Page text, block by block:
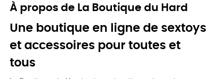
À propos de La Boutique du Hard
Une boutique en ligne de sextoys
et accessoires pour toutes et
tous